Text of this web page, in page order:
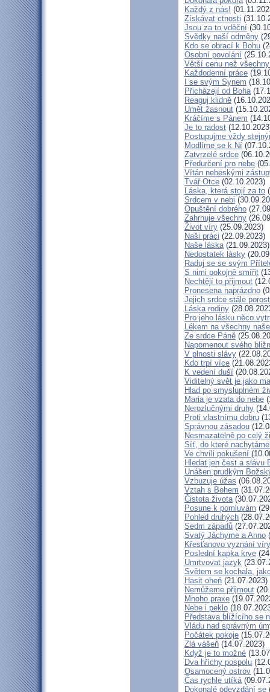
Každý z nás!
Získávat ctnosti
Jsou za to vděční
Svědky naší odměny
Kdo se obrací k Bohu
Osobní povolání
Větší cenu než
Každodenní práce
I se svým Synem
Přicházejí od Boha
Reaguj klidně
Umět žasnout
Kráčíme s Pánem
Je to radost
Postupujme vždy
Modlíme se k Ní
Zatvrzelé srdce
Předurčení pro nebe
Vítán nebeskými
Tvář Otce (02.10.2023)
Láska, která stojí za to
Srdcem v nebi
Opuštění dobrého
Zahrnuje všechny
Život víry (25.09.2023)
Naši práci (22.09.2023)
Naše láska(21.09.2023)
Nedostatek lásky
Raduj se se svým
S nimi pokojně smířit
Nechtějí to přijmout
Pronesena naprázdno
Jejich srdce stále
Láska rodiny
Pro jeho lásku něco
Lékem na všechny
Ze srdce Páně
Napomenout svého
V plnosti slávy
Kdo trpí více
K vedení duší
Viditelný svět je jako
Hlad po smysluplném
Maria je vzata do nebe
Nerozlučnými druhy
Proti vlastnímu dobru
Správnou zásadou
Nesmazatelně po celý
Síť, do které
Ve chvíli pokušení
Hledat jen čest a slávu
Unášen prudkým
Vzbuzuje úžas
Vztah s Bohem
Čistota života
Posune k pomluvám
Pohled druhých
Sedm západů
Svatý Jáchyme a Anno
Křesťanovo vyznání
Poslední kapka krve
Umrtvovat jazyk
Světem se kochala,
Hasit oheň (21.07.2023)
Nemůžeme přijmout
Mnoho praxe
Nebe i peklo
Představa blížícího se
Vládu nad správným
Počátek pokoje
Zlá vášeň (14.07.2023)
Když je to možné
Dva hříchy pospolu
Osamocený ostrov
Čas rychle utíká
Dokonalé odevzdání se